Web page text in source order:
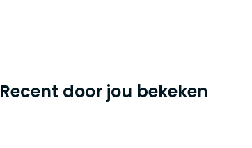
Recent door jou bekeken